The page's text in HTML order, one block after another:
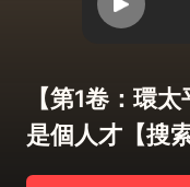
【第1卷：環
是個人才【搜